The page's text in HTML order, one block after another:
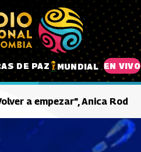
DE PAZ MUNDIAL EN VIVO
a empezar”, Anica Rod